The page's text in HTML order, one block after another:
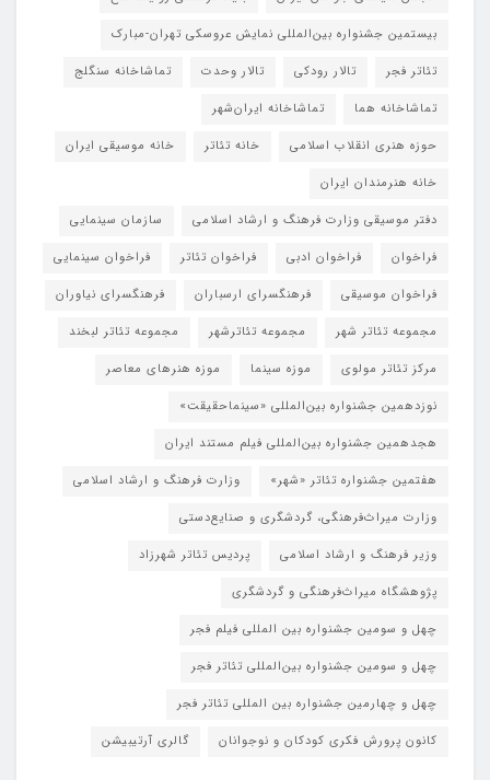
بیستمین جشنواره بین‌المللی نمایش عروسکی تهران-مبارک
تئاتر فجر
تالار رودکی تالار وحدت
تماشاخانه سنگلج
تماشاخانه هما
تماشاخانه‌ ایران‌شهر
حوزه هنری انقلاب اسلامی
خانه تئاتر
خانه موسیقی ایران
خانه هنرمندان ایران
دفتر موسیقی وزارت فرهنگ و ارشاد اسلامی
سازمان سینمایی
فراخوان
فراخوان ادبی فراخوان تئاتر
فراخوان سینمایی
فراخوان موسیقی
فرهنگسرای ارسباران
فرهنگسرای نیاوران
مجموعه تئاتر شهر
مجموعه تئاترشهر
مجموعه تئاتر لبخند
مرکز تئاتر مولوی
موزه سینما
موزه هنرهای معاصر
نوزدهمین جشنواره بین‌المللی «سینماحقیقت»
هجدهمین جشنواره بین‌المللی فیلم مستند ایران
هفتمین جشنواره تئاتر «شهر»
وزارت فرهنگ و ارشاد اسلامی
وزارت میراث‌فرهنگی، گردشگری و صنایع‌دستی
وزیر فرهنگ و ارشاد اسلامی
پردیس تئاتر شهرزاد
پژوهشگاه میراث‌فرهنگی و گردشگری
چهل و سومین جشنواره بین المللی فیلم فجر
چهل و سومین جشنواره بین‌المللی تئاتر فجر
چهل و چهارمین جشنواره بین المللی تئاتر فجر
کانون پرورش فکری کودکان و نوجوانان
گالری آرتیبیشن